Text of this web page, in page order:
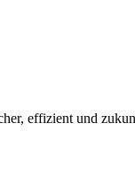
effizient und